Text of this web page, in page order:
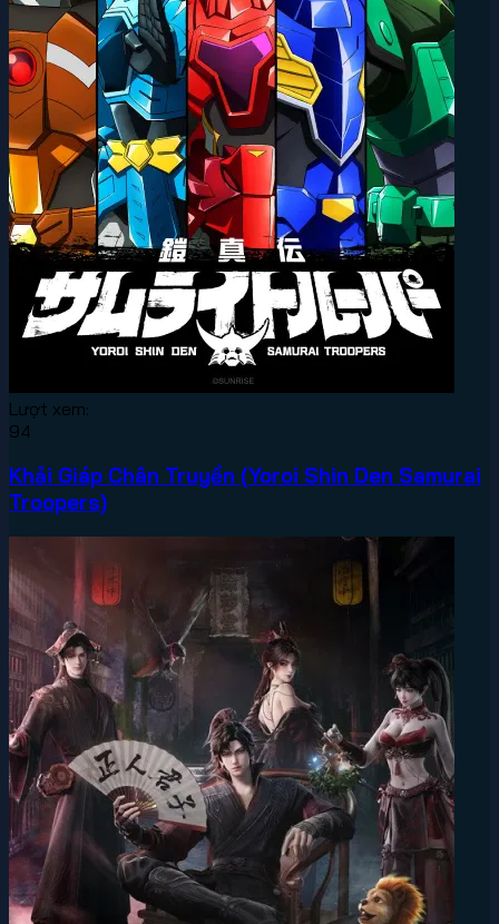
Lượt xem:
94
Khải Giáp Chân Truyền (Yoroi Shin Den Samurai
Troopers)